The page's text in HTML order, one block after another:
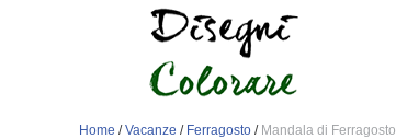
Home /Vacanze / Ferragosto / Mandala di Ferragosto